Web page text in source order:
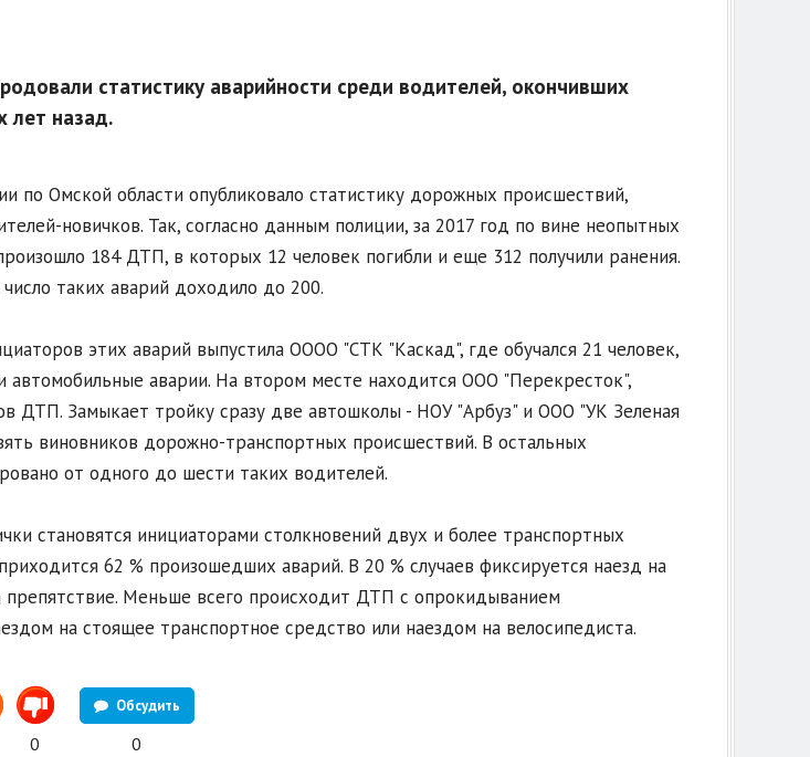
статистику аварийности среди водителей, окончивших
лет назад.
по Омской области опубликовало статистику дорожных происшествий,
новичков. Так, согласно данным полиции, за 2017 год по вине неопытных
184 ДТП, в которых 12 человек погибли и еще 312 получили ранения.
таких аварий доходило до 200.
этих аварий выпустила ОООО "СТК "Каскад", где обучался 21 человек,
автомобильные аварии. На втором месте находится ООО "Перекресток",
ДТП. Замыкает тройку сразу две автошколы - НОУ "Арбуз" и ООО "УК Зеленая
виновников дорожно-транспортных происшествий. В остальных
от одного до шести таких водителей.
становятся инициаторами столкновений двух и более транспортных
62 % произошедших аварий. В 20 % случаев фиксируется наезд на
препятствие. Меньше всего происходит ДТП с опрокидыванием
на стоящее транспортное средство или наездом на велосипедиста.
0
Обсудить
0